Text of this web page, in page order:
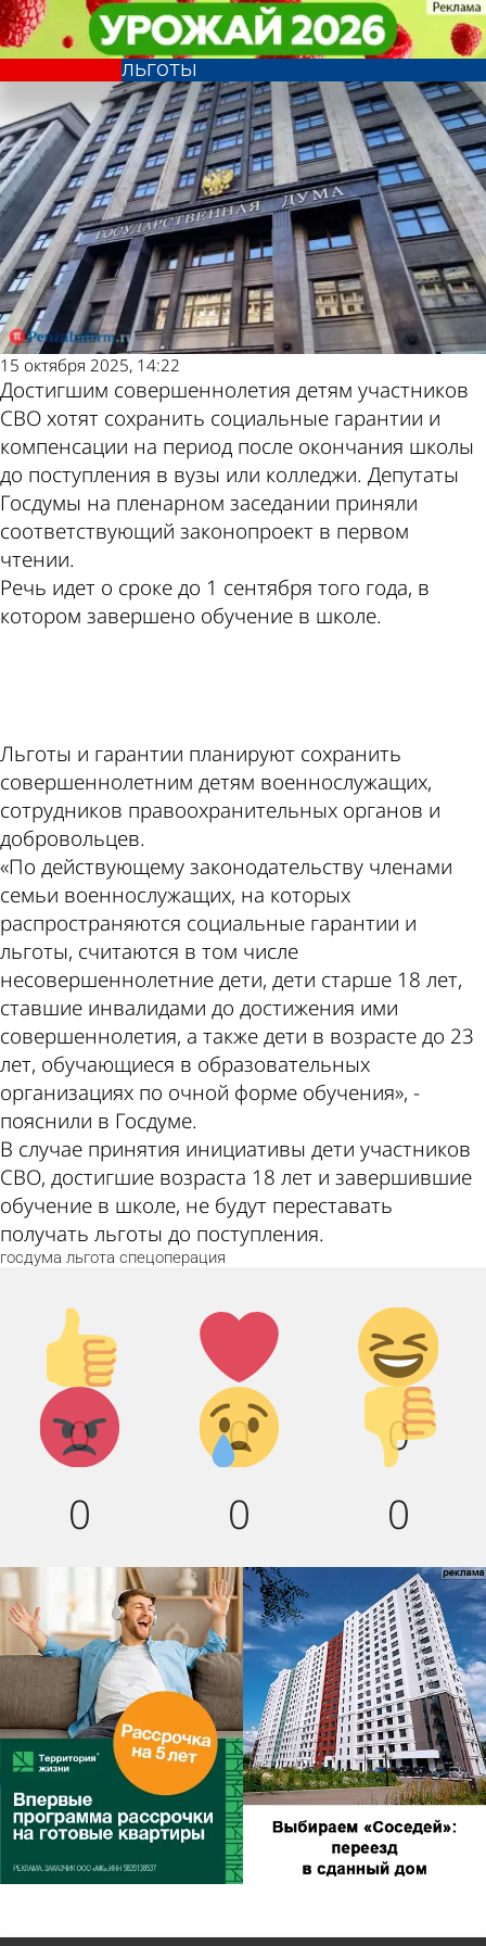
Совершеннолетним детям
бойцов СВО хотят сохранить
льготы
Общество
15 октября 2025, 14:22
Достигшим совершеннолетия детям участников
СВО хотят сохранить социальные гарантии и
компенсации на период после окончания школы
до поступления в вузы или колледжи. Депутаты
Госдумы на пленарном заседании приняли
соответствующий законопроект в первом
чтении.
Речь идет о сроке до 1 сентября того года, в
котором завершено обучение в школе.
Льготы и гарантии планируют сохранить
совершеннолетним детям военнослужащих,
сотрудников правоохранительных органов и
добровольцев.
«По действующему законодательству членами
семьи военнослужащих, на которых
распространяются социальные гарантии и
льготы, считаются в том числе
несовершеннолетние дети, дети старше 18 лет,
ставшие инвалидами до достижения ими
совершеннолетия, а также дети в возрасте до 23
лет, обучающиеся в образовательных
организациях по очной форме обучения», -
пояснили в Госдуме.
В случае принятия инициативы дети участников
СВО, достигшие возраста 18 лет и завершившие
обучение в школе, не будут переставать
получать льготы до поступления.
госдума льгота спецоперация
Палец
вверх!
0
Лайк!
0
Дикий
смех!
0
Агрессия!
0
Грусть :(
0
Палец
вниз!
0
Совершеннолетним детям
бойцов СВО хотят сохранить
льготы
Общество
Другие новости по
теме
Погода и курсы
валют в Пензе